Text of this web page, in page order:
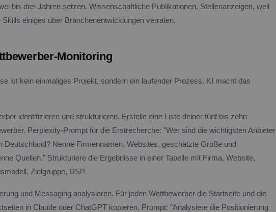
bis drei Jahren setzen. Wissenschaftliche Publikationen. Stellenanzeigen, weil
einiges über Branchenentwicklungen verraten.
Monitoring
ist kein einmaliges Projekt, sondern ein laufender Prozess. KI macht das
identifizieren und strukturieren. Erstelle eine Liste deiner fünf bis zehn
Perplexity-Prompt für die Erstrecherche: "Wer sind die wichtigsten Anbieter
Deutschland? Nenne Firmennamen, Websites, geschätzte Größe und
Quellen." Strukturiere die Ergebnisse in einer Tabelle mit Firma, Website,
Zielgruppe, USP.
und Messaging analysieren. Für jeden Wettbewerber die Startseite und die
in Claude oder ChatGPT kopieren. Prompt: "Analysiere die Positionierung